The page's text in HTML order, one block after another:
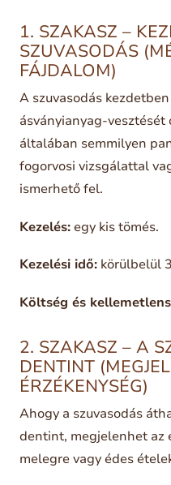
1. SZAKASZ –
SZUVASODÁS
FÁJDALOM)
A szuvasodás
ásványianyag-vesztését
általában semmilyen
fogorvosi vizsgálattal
ismerhető fel.
Kezelés:egy kis tömés.
Kezelési idő:körülbelül
Költség és
2. SZAKASZ – A
DENTINT
ÉRZÉKENYSÉG)
Ahogy a szuvasodás
dentint, megjelenhet az
melegre vagy édes